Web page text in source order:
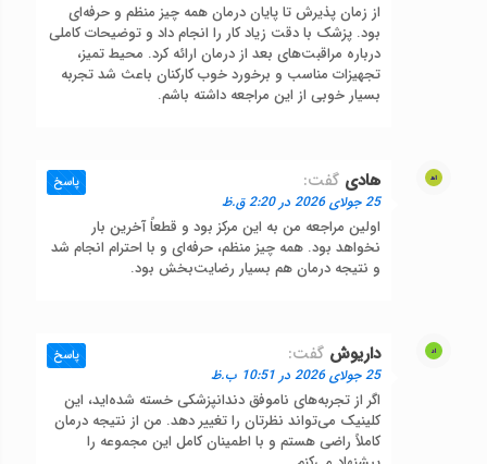
از زمان پذیرش تا پایان درمان همه چیز منظم و حرفه‌ای
بود. پزشک با دقت زیاد کار را انجام داد و توضیحات کاملی
درباره مراقبت‌های بعد از درمان ارائه کرد. محیط تمیز،
تجهیزات مناسب و برخورد خوب کارکنان باعث شد تجربه
بسیار خوبی از این مراجعه داشته باشم.
هادی گفت:
25 جولای 2026 در 2:20 ق.ظ
اولین مراجعه من به این مرکز بود و قطعاً آخرین بار
نخواهد بود. همه چیز منظم، حرفه‌ای و با احترام انجام شد
و نتیجه درمان هم بسیار رضایت‌بخش بود.
پاسخ
داریوش گفت:
25 جولای 2026 در 10:51 ب.ظ
اگر از تجربه‌های ناموفق دندانپزشکی خسته شده‌اید، این
کلینیک می‌تواند نظرتان را تغییر دهد. من از نتیجه درمان
کاملاً راضی هستم و با اطمینان کامل این مجموعه را
پاسخ